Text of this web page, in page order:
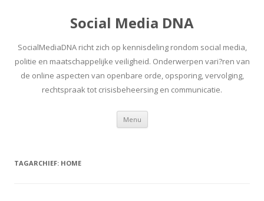
Social Media DNA
SocialMediaDNA richt zich op kennisdeling rondom social media,
politie en maatschappelijke veiligheid. Onderwerpen vari?ren van
de online aspecten van openbare orde, opsporing, vervolging,
rechtspraak tot crisisbeheersing en communicatie.
Menu Spring
inhoud
TAGARCHIEF: HOME